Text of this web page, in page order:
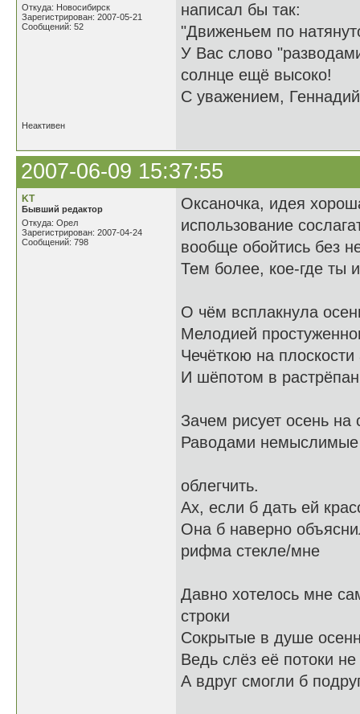
Откуда: Новосибирск
Зарегистрирован: 2007-05-21
Сообщений: 52
написал бы так:
"Движеньем по
У Вас слово
солнце ещё высоко!
С уважением,
Неактивен
2007-06-09 15:37:55
KT
Бывший редактор
Откуда: Орел
Зарегистрирован: 2007-04-24
Сообщений: 798
Оксаночка, идея
использование
вообще обойтись без
Тем более, кое-где ты
О чём всплакнула
Мелодией
Чечёткою на
И шёпотом в
Зачем рисует осень на
Раводами
облегчить.
Ах, если б дать ей
Она б наверно
рифма стекле/мне
Давно хотелось мне
строки
Сокрытые в душе
Ведь слёз её потоки
А вдруг смогли б